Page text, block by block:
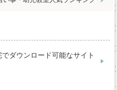
ダウンロード可能なサイト